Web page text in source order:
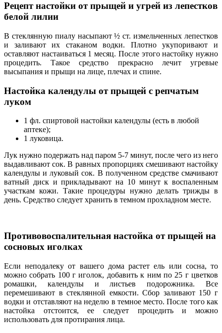
Рецепт настойки от прыщей и угрей из лепестков
белой лилии
В стеклянную пиалу насыпают ½ ст. измельченных лепестков
и заливают их стаканом водки. Плотно укупоривают и
оставляют настаиваться 1 месяц. После этого настойку нужно
процедить. Такое средство прекрасно лечит угревые
высыпания и прыщи на лице, плечах и спине.
Настойка календулы от прыщей с репчатым
луком
1 фл. спиртовой настойки календулы (есть в любой
аптеке);
1 луковица.
Лук нужно подержать над паром 5-7 минут, после чего из него
выдавливают сок. В равных пропорциях смешивают настойку
календулы и луковый сок. В полученном средстве смачивают
ватный диск и прикладывают на 10 минут к воспаленным
участкам кожи. Такие процедуры нужно делать трижды в
день. Средство следует хранить в темном прохладном месте.
Противовоспалительная настойка от прыщей на
сосновых иголках
Если неподалеку от вашего дома растет ель или сосна, то
можно собрать 100 г иголок, добавить к ним по 25 г цветков
ромашки, календулы и листьев подорожника. Все
перемешивают в стеклянной емкости. Сбор заливают 150 г
водки и отставляют на неделю в темное место. После того как
настойка отстоится, ее следует процедить и можно
использовать для протирания лица.